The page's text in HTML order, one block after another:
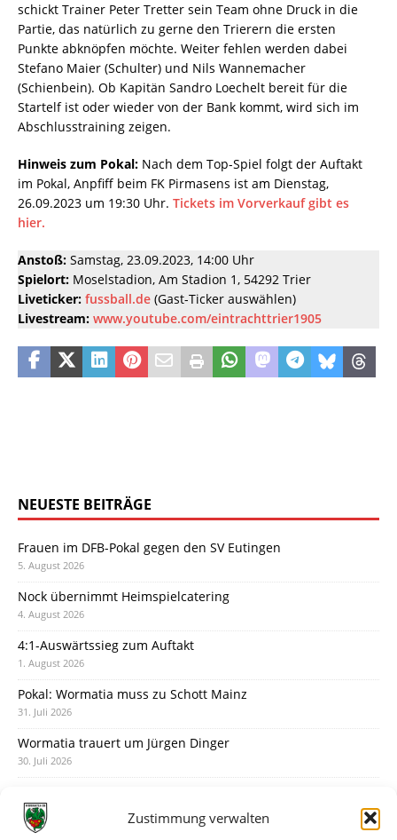
Zustimmung verwalten
schickt Trainer Peter Tretter sein Team ohne Druck in die
Partie, das natürlich zu gerne den Trierern die ersten
Punkte abknöpfen möchte. Weiter fehlen werden dabei
Stefano Maier (Schulter) und Nils Wannemacher
(Schienbein). Ob Kapitän Sandro Loechelt bereit für die
Startelf ist oder wieder von der Bank kommt, wird sich im
Abschlusstraining zeigen.
Hinweis zum Pokal: Nach dem Top-Spiel folgt der Auftakt
im Pokal, Anpfiff beim FK Pirmasens ist am Dienstag,
26.09.2023 um 19:30 Uhr. Tickets im Vorverkauf gibt es
hier.
Anstoß: Samstag, 23.09.2023, 14:00 Uhr
Spielort: Moselstadion, Am Stadion 1, 54292 Trier
Liveticker: fussball.de (Gast-Ticker auswählen)
Livestream: www.youtube.com/eintrachttrier1905
NEUESTE BEITRÄGE
Frauen im DFB-Pokal gegen den SV Eutingen
5. August 2026
Nock übernimmt Heimspielcatering
4. August 2026
4:1-Auswärtssieg zum Auftakt
1. August 2026
Pokal: Wormatia muss zu Schott Mainz
31. Juli 2026
Wormatia trauert um Jürgen Dinger
30. Juli 2026
28. Juli 2026